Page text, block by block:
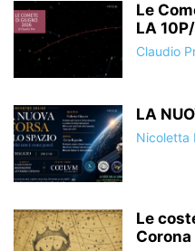
Le
LA
Claudio
LA
Nicoletta
Le
Corona